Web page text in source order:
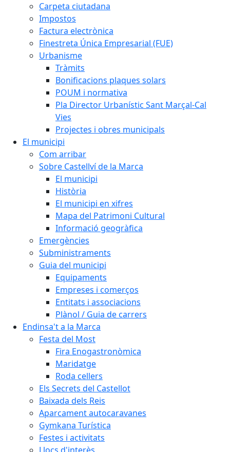
Carpeta ciutadana
Impostos
Factura electrònica
Finestreta Única Empresarial (FUE)
Urbanisme
Tràmits
Bonificacions plaques solars
POUM i normativa
Pla Director Urbanístic Sant Marçal-Cal
Vies
Projectes i obres municipals
El municipi
Com arribar
Sobre Castellví de la Marca
El municipi
Història
El municipi en xifres
Mapa del Patrimoni Cultural
Informació geogràfica
Emergències
Subministraments
Guia del municipi
Equipaments
Empreses i comerços
Entitats i associacions
Plànol / Guia de carrers
Endinsa't a la Marca
Festa del Most
Fira Enogastronòmica
Maridatge
Roda cellers
Els Secrets del Castellot
Baixada dels Reis
Aparcament autocaravanes
Gymkana Turística
Festes i activitats